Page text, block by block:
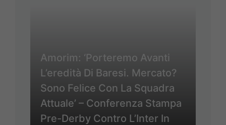
Amorim: ‘Porteremo Avanti
L’eredità Di Baresi. Mercato?
Sono Felice Con La Squadra
Attuale’ – Conferenza Stampa
Pre-Derby Contro L’Inter In